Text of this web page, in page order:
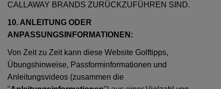
CALLAWAY BRANDS ZURÜCKZUFÜHREN SIND.
10. ANLEITUNG ODER
ANPASSUNGSINFORMATIONEN:
Von Zeit zu Zeit kann diese Website Golftipps,
Übungshinweise, Passforminformationen und
Anleitungsvideos (zusammen die